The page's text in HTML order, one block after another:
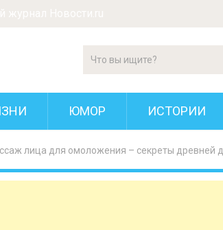
ЮМОР ИСТОРИИ
лица для омоложения – секреты древней